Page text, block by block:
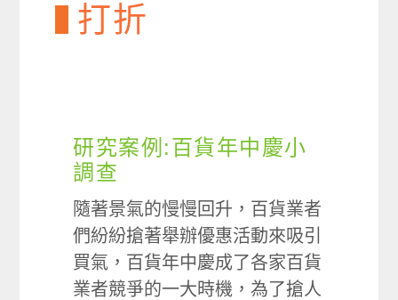
打折
研究案例:百貨年中慶小
調查
隨著景氣的慢慢回升，百貨業者
們紛紛搶著舉辦優惠活動來吸引
買氣，百貨年中慶成了各家百貨
業者競爭的一大時機，為了搶人